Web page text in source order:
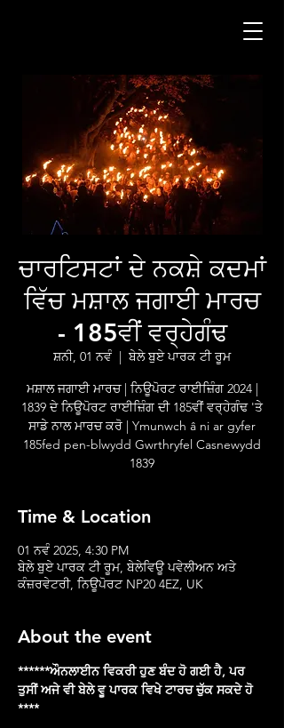
ਚਾਰਟਿਸਟਾਂ ਦੇ ਨਕਸ਼ੇ ਕਦਮਾਂ
ਵਿੱਚ ਮਸ਼ਾਲ ਜਗਾਈ ਮਾਰਚ
- 185ਵੀਂ ਵਰ੍ਹੇਗੰਢ
ਸ਼ਨੀ, 01 ਨਵੰ
  |
ਬੇਲੇ ਬੁਏ ਪਾਰਕ ਟੀ ਰੂਮ
ਮਸ਼ਾਲ ਜਗਾਈ ਮਾਰਚ | ਨਿਊਪੋਰਟ ਰਾਈਜ਼ਿੰਗ 2024 |
1839 ਦੇ ਨਿਊਪੋਰਟ ਰਾਈਜ਼ਿੰਗ ਦੀ 185ਵੀਂ ਵਰ੍ਹੇਗੰਢ 'ਤੇ
ਸਾਡੇ ਨਾਲ ਮਾਰਚ ਕਰੋ | Ymunwch â ni ar gyfer
185fed pen-blwydd Gwrthryfel Casnewydd
1839
Time & Location
01 ਨਵੰ 2025, 4:30 PM
ਬੇਲੇ ਬੁਏ ਪਾਰਕ ਟੀ ਰੂਮ, ਬੇਲੇਵਿਊ ਪਵੇਲੀਅਨ ਅਤੇ
ਕੰਜ਼ਰਵੇਟਰੀ, ਨਿਊਪੋਰਟ NP20 4EZ, UK
About the event
******ਔਨਲਾਈਨ ਵਿਕਰੀ ਹੁਣ ਬੰਦ ਹੋ ਗਈ ਹੈ, ਪਰ
ਤੁਸੀਂ ਅਜੇ ਵੀ ਬੇਲੇ ਵੂ ਪਾਰਕ ਵਿਖੇ ਟਾਰਚ ਚੁੱਕ ਸਕਦੇ ਹੋ
****